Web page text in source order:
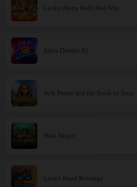
Lucky Arena Hold And Win
Joker Double 81
Jack Potter and the Book of Teos
Hula Magic
Luca’s Band Revenge